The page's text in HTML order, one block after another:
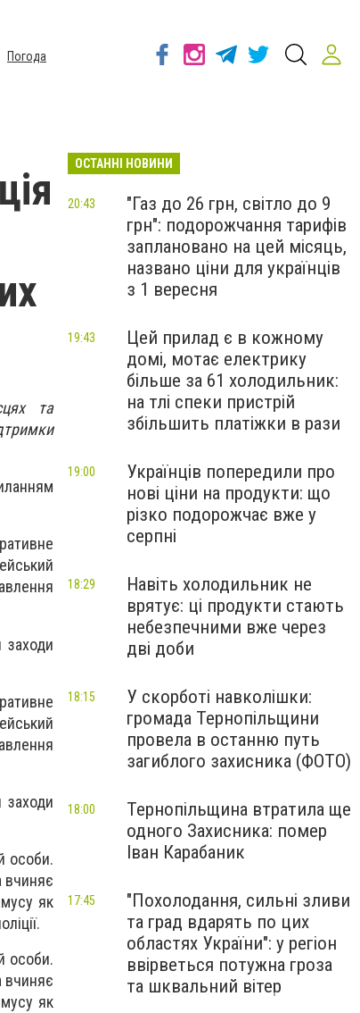
Погода
та
заходи
заходи
особи.
вчиняє
як
особи.
вчиняє
як
ОСТАННІ НОВИНИ
"Газ до 26 грн, світло до 9
грн": подорожчання тарифів
заплановано на цей місяць,
названо ціни для українців
з 1 вересня
20:43
Цей прилад є в кожному
домі, мотає електрику
більше за 61 холодильник:
на тлі спеки пристрій
збільшить платіжки в рази
19:43
Українців попередили про
нові ціни на продукти: що
різко подорожчає вже у
серпні
19:00
Навіть холодильник не
врятує: ці продукти стають
небезпечними вже через
дві доби
18:29
У скорботі навколішки:
громада Тернопільщини
провела в останню путь
загиблого захисника (ФОТО)
18:15
Тернопільщина втратила ще
одного Захисника: помер
Іван Карабаник
18:00
"Похолодання, сильні зливи
та град вдарять по цих
областях України": у регіон
ввірветься потужна гроза
та шквальний вітер
17:45